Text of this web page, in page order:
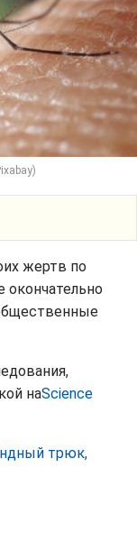
жертв по
окончательно
наScience
трюк,